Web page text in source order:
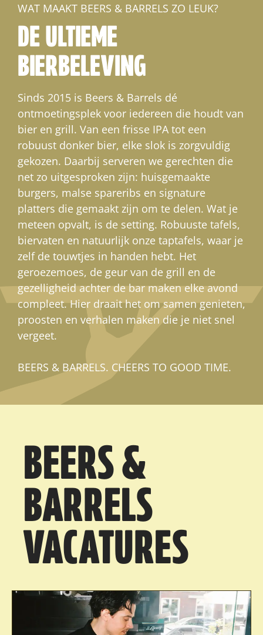
WAT MAAKT BEERS & BARRELS ZO LEUK?
DE ULTIEME
BIERBELEVING
Sinds 2015 is Beers & Barrels dé
ontmoetingsplek voor iedereen die houdt van
bier en grill. Van een frisse IPA tot een
robuust donker bier, elke slok is zorgvuldig
gekozen. Daarbij serveren we gerechten die
net zo uitgesproken zijn: huisgemaakte
burgers, malse spareribs en signature
platters die gemaakt zijn om te delen. Wat je
meteen opvalt, is de setting. Robuuste tafels,
biervaten en natuurlijk onze taptafels, waar je
zelf de touwtjes in handen hebt. Het
geroezemoes, de geur van de grill en de
gezelligheid achter de bar maken elke avond
compleet. Hier draait het om samen genieten,
proosten en verhalen maken die je niet snel
vergeet.
BEERS & BARRELS. CHEERS TO GOOD TIME.
BEERS &
BARRELS
VACATURES